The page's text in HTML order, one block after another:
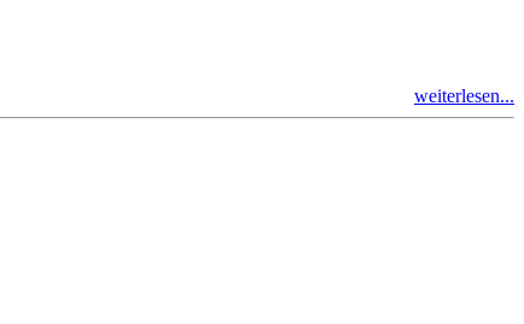
weiterlesen...